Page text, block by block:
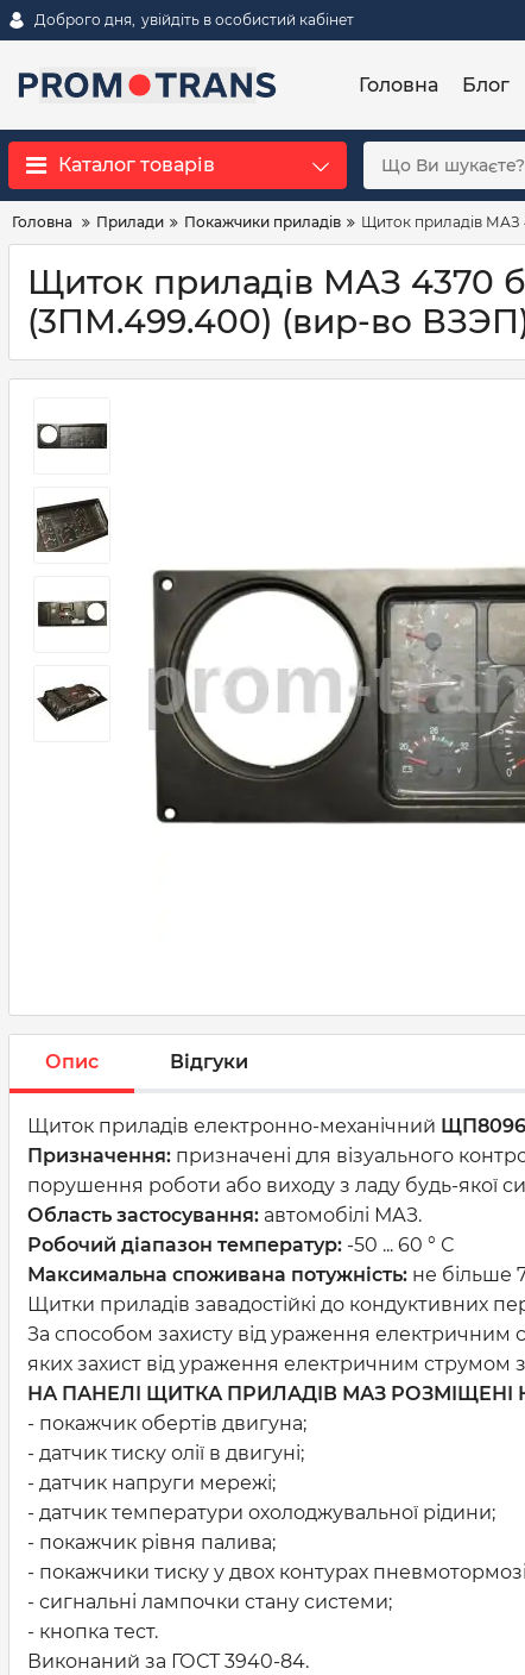
Доброго дня, увійдіть в особистий кабінет
Головна Блог
Каталог товарів
Головна Прилади Покажчики приладів Щиток приладів МАЗ
Щиток приладів МАЗ 4370
(3ПМ.499.400) (вир-во
Опис Відгуки
Щиток приладів електронно-механічний ЩП8096
Призначення: призначені для візуального
порушення роботи або виходу з ладу будь-якої
Область застосування: автомобілі МАЗ.
Робочий діапазон температур: -50 ... 60 ° С
Максимальна споживана потужність: не більше
Щитки приладів завадостійкі до кондуктивних
За способом захисту від ураження електричним
яких захист від ураження електричним
НА ПАНЕЛІ ЩИТКА ПРИЛАДІВ МАЗ РОЗМІЩЕНІ
- покажчик обертів двигуна;
- датчик тиску олії в двигуні;
- датчик напруги мережі;
- датчик температури охолоджувальної рідини;
- покажчик рівня палива;
- покажчики тиску у двох контурах
- сигнальні лампочки стану системи;
- кнопка тест.
Виконаний за ГОСТ 3940-84.